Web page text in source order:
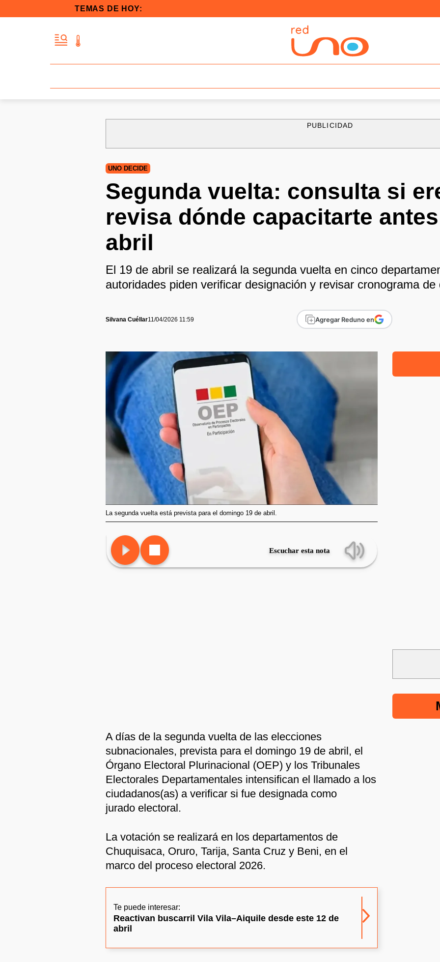
TEMAS DE HOY:
PUBLICIDAD
UNO DECIDE
Segunda vuelta: consulta si
revisa dónde capacitarte
abril
El 19 de abril se realizará la segunda vuelta en cinco
autoridades piden verificar designación y revisar cronograma de
Silvana Cuéllar11/04/2026 11:59 Agregar Reduno en
La segunda vuelta está prevista para el domingo 19 de abril.
Escuchar esta nota
A días de la segunda vuelta de las elecciones
subnacionales, prevista para el domingo 19 de abril, el
Órgano Electoral Plurinacional (OEP) y los Tribunales
Electorales Departamentales intensifican el llamado a los
ciudadanos(as) a verificar si fue designada como
jurado electoral.
La votación se realizará en los departamentos de
Chuquisaca, Oruro, Tarija, Santa Cruz y Beni, en el
marco del proceso electoral 2026.
Te puede interesar:
Reactivan buscarril Vila Vila–Aiquile desde este 12 de
abril